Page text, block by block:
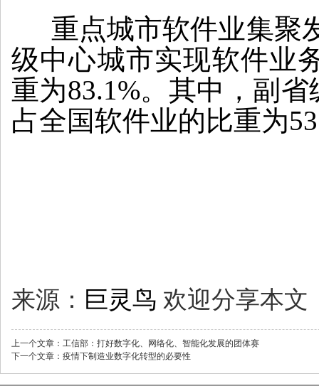
重点城市软件业集聚
级中心城市实现软件业
重为83.1%。其中，副
占全国软件业的比重为
来源： 巨灵鸟 欢迎分享本文
上一个文章： 工信部：打好数字化、网络化、智能化发展的团体赛
下一个文章： 疫情下制造业数字化转型的必要性